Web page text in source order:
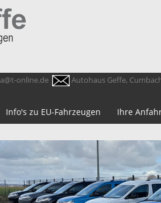
online.de Autohaus Geffe,
Info's zu EU-Fahrzeugen Ihre